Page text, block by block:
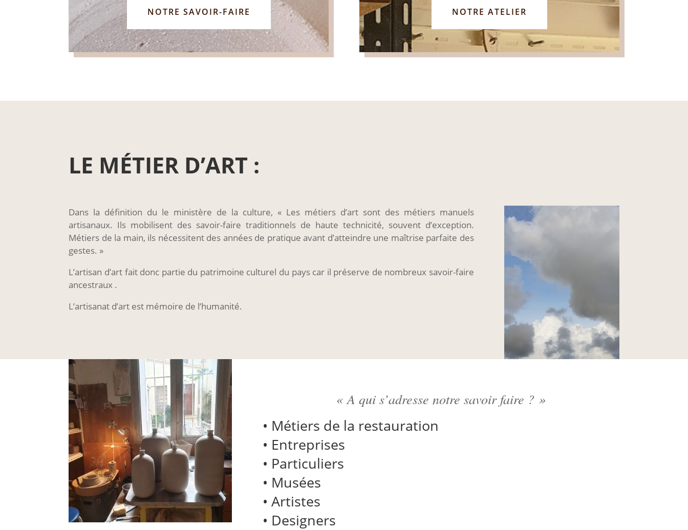
NOTRE SAVOIR-FAIRE NOTRE ATELIER
LE MÉTIER D’ART :
Dans la définition du le ministère de la culture, « Les métiers d’art sont des métiers manuels
artisanaux. Ils mobilisent des savoir-faire traditionnels de haute technicité, souvent d’exception.
Métiers de la main, ils nécessitent des années de pratique avant d’atteindre une maîtrise parfaite des
gestes. »
L’artisan d’art fait donc partie du patrimoine culturel du pays car il préserve de nombreux savoir-faire
ancestraux .
L’artisanat d’art est mémoire de l’humanité.
« A qui s’adresse notre savoir faire ? »
• Métiers de la restauration
• Entreprises
• Particuliers
• Musées
• Artistes
• Designers